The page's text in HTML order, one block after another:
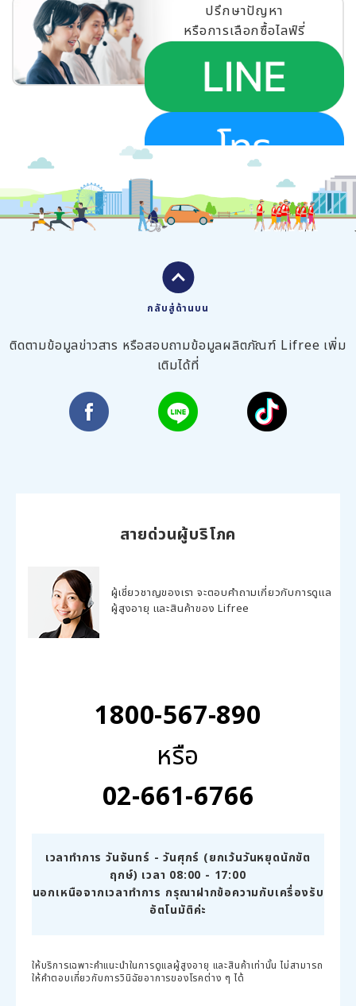
ปรึกษาปัญหา
หรือการเลือกซื้อไลฟ์รี่
กลับสู่ด้านบน
ติดตามข้อมูลข่าวสาร หรือสอบถามข้อมูลผลิตภัณฑ์ Lifree เพิ่ม
เติมได้ที่
สายด่วนผู้บริโภค
ผู้เชี่ยวชาญของเรา จะตอบคำถามเกี่ยวกับการดูแล
ผู้สูงอายุ และสินค้าของ Lifree
1800-567-890
หรือ
02-661-6766
เวลาทำการ วันจันทร์ - วันศุกร์ (ยกเว้นวันหยุดนักขัต
ฤกษ์) เวลา 08:00 - 17:00
นอกเหนือจากเวลาทำการ กรุณาฝากข้อความกับเครื่องรับ
อัตโนมัติค่ะ
ให้บริการเฉพาะคำแนะนำในการดูแลผู้สูงอายุ และสินค้าเท่านั้น ไม่สามารถ
ให้คำตอบเกี่ยวกับการวินิฉัยอาการของโรคต่าง ๆ ได้